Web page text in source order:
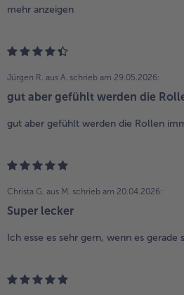
mehr anzeigen
Jürgen R. aus A. schrieb am 29.05.2026:
gut aber gefühlt werden die
gut aber gefühlt werden die Rollen
Christa G. aus M. schrieb am 20.04.2026:
Super lecker
Ich esse es sehr gern, wenn es gerade